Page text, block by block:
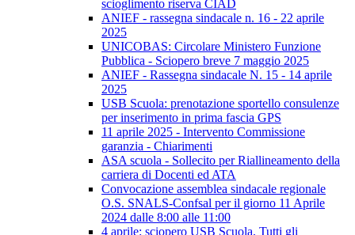
scioglimento riserva CIAD
ANIEF - rassegna sindacale n. 16 - 22 aprile
2025
UNICOBAS: Circolare Ministero Funzione
Pubblica - Sciopero breve 7 maggio 2025
ANIEF - Rassegna sindacale N. 15 - 14 aprile
2025
USB Scuola: prenotazione sportello consulenze
per inserimento in prima fascia GPS
11 aprile 2025 - Intervento Commissione
garanzia - Chiarimenti
ASA scuola - Sollecito per Riallineamento della
carriera di Docenti ed ATA
Convocazione assemblea sindacale regionale
O.S. SNALS-Confsal per il giorno 11 Aprile
2024 dalle 8:00 alle 11:00
4 aprile: sciopero USB Scuola. Tutti gli